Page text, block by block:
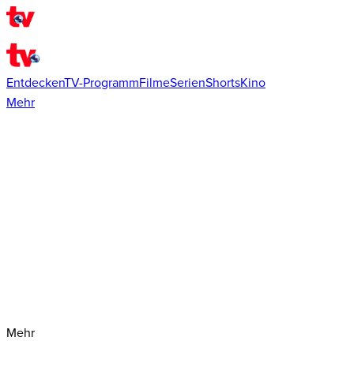
EntdeckenTV-ProgrammFilmeSerienShortsKino
Mehr
Mehr